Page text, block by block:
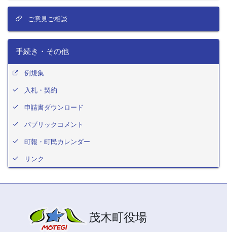
ご意見ご相談
手続き・その他
例規集
入札・契約
申請書ダウンロード
パブリックコメント
町報・町民カレンダー
リンク
茂木町役場